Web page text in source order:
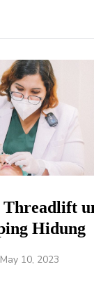
Threadlift
Hidung
May 10, 2023